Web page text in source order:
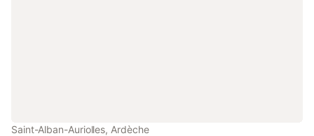
Saint-Alban-Auriolles, Ardèche